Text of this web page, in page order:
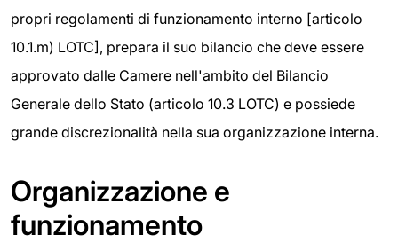
propri regolamenti di funzionamento interno [articolo
10.1.m) LOTC], prepara il suo bilancio che deve essere
approvato dalle Camere nell'ambito del Bilancio
Generale dello Stato (articolo 10.3 LOTC) e possiede
grande discrezionalità nella sua organizzazione interna.
Organizzazione e
funzionamento